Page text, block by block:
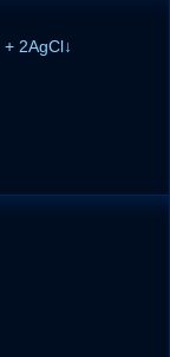
+ 2AgCl↓